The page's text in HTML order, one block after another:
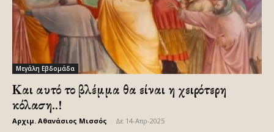
Μεγάλη Εβδομάδα
Και αυτό το βλέμμα θα είναι η χειρότερη
κόλαση..!
Αρχιμ. Αθανάσιος Μισσός Δε 14-Απρ-2025